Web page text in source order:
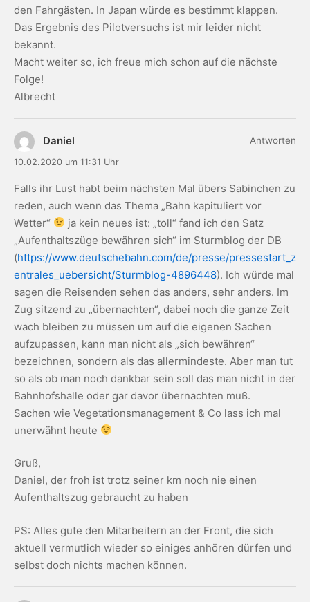
den Fahrgästen. In Japan würde es bestimmt klappen.
Das Ergebnis des Pilotversuchs ist mir leider nicht
bekannt.
Macht weiter so, ich freue mich schon auf die nächste
Folge!
Albrecht
Daniel
10.02.2020 um 11:31 Uhr
Falls ihr Lust habt beim nächsten Mal übers Sabinchen zu
reden, auch wenn das Thema „Bahn kapituliert vor
Wetter“
ja kein neues ist: „toll“ fand ich den Satz
„Aufenthaltszüge bewähren sich“ im Sturmblog der DB
(https://www.deutschebahn.com/de/presse/pressestart_z
entrales_uebersicht/Sturmblog-4896448). Ich würde mal
sagen die Reisenden sehen das anders, sehr anders. Im
Zug sitzend zu „übernachten“, dabei noch die ganze Zeit
wach bleiben zu müssen um auf die eigenen Sachen
aufzupassen, kann man nicht als „sich bewähren“
bezeichnen, sondern als das allermindeste. Aber man tut
so als ob man noch dankbar sein soll das man nicht in der
Bahnhofshalle oder gar davor übernachten muß.
Sachen wie Vegetationsmanagement & Co lass ich mal
unerwähnt heute
Gruß,
Daniel, der froh ist trotz seiner km noch nie einen
Aufenthaltszug gebraucht zu haben
PS: Alles gute den Mitarbeitern an der Front, die sich
aktuell vermutlich wieder so einiges anhören dürfen und
selbst doch nichts machen können.
Antworten